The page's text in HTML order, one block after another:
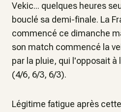
Vekic... quelques heures
bouclé sa demi-finale. La
commencé ce dimanche
son match commencé la
par la pluie, qui l'opposait à
(4/6, 6/3, 6/3).
Légitime fatigue après